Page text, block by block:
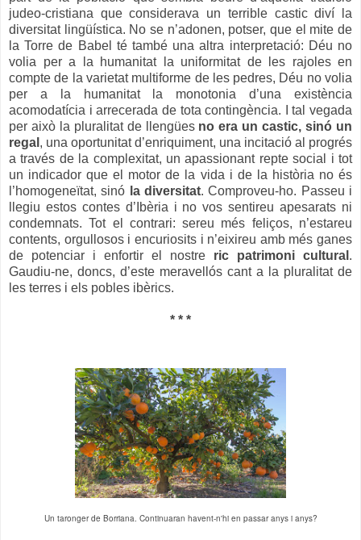
judeo-cristiana que considerava un terrible castic diví la
diversitat lingüística. No se n’adonen, potser, que el mite de
la Torre de Babel té també una altra interpretació: Déu no
volia per a la humanitat la uniformitat de les rajoles en
compte de la varietat multiforme de les pedres, Déu no volia
per a la humanitat la monotonia d’una existència
acomodatícia i arrecerada de tota contingència. I tal vegada
per això la pluralitat de llengües no era un castic, sinó un
regal , una oportunitat d’enriquiment, una incitació al progrés
a través de la complexitat, un apassionant repte social i tot
un indicador que el motor de la vida i de la història no és
l’homogeneïtat, sinó la diversitat. Comproveu-ho. Passeu i
llegiu estos contes d’Ibèria i no vos sentireu apesarats ni
condemnats. Tot el contrari: sereu més feliços, n’estareu
contents, orgullosos i encuriosits i n’eixireu amb més ganes
de potenciar i enfortir el nostre ric patrimoni cultural .
Gaudiu-ne, doncs, d’este meravellós cant a la pluralitat de
les terres i els pobles ibèrics.
* * *
Un taronger de Borriana. Continuaran havent-n'hi en passar anys i anys?